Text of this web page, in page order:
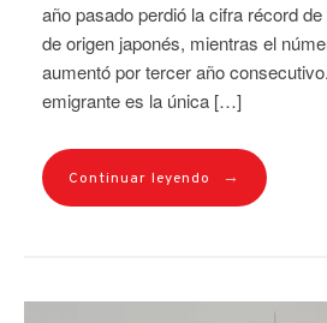
año pasado perdió la cifra récord
de origen japonés, mientras el
aumentó por tercer año
emigrante es la única […]
Continuar leyendo →